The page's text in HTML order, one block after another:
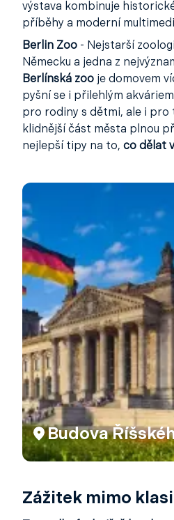
výstava kombinuje
příběhy a moderní
Berlin Zoo - Nejstarší
Německu a jedna z
Berlínská zoo je domovem
pyšní se i přilehlým
pro rodiny s dětmi, ale i pro
klidnější část města plnou
nejlepší tipy na to, co dělat
Budova
Zážitek mimo